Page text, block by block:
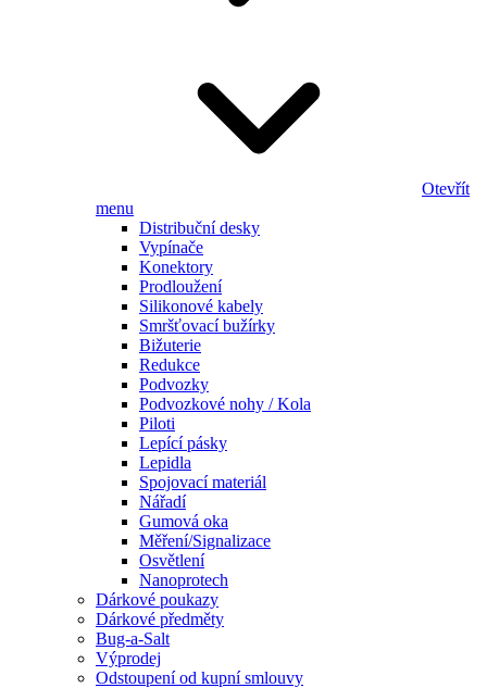
Otevřít
menu
Distribuční desky
Vypínače
Konektory
Prodloužení
Silikonové kabely
Smršťovací bužírky
Bižuterie
Redukce
Podvozky
Podvozkové nohy / Kola
Piloti
Lepící pásky
Lepidla
Spojovací materiál
Nářadí
Gumová oka
Měření/Signalizace
Osvětlení
Nanoprotech
Dárkové poukazy
Dárkové předměty
Bug-a-Salt
Výprodej
Odstoupení od kupní smlouvy